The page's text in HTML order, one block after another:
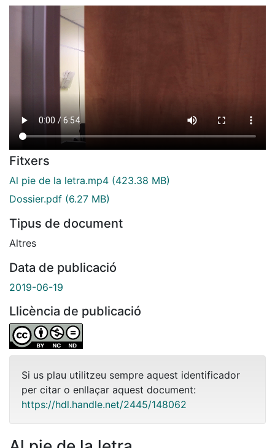
Fitxers
Al pie de la letra.mp4 (423.38 MB)
Dossier.pdf (6.27 MB)
Tipus de document
Altres
Data de publicació
2019-06-19
Llicència de publicació
Si us plau utilitzeu sempre aquest identificador
per citar o enllaçar aquest document:
https://hdl.handle.net/2445/148062